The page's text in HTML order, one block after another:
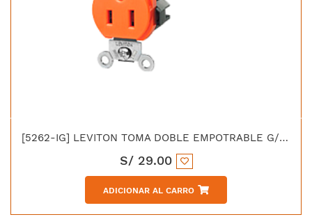
[5262-IG] LEVITON TOMA DOBLE EMPOTRABLE G/INDUSTRIAL TIERRA AISLADA 2X15A L/T 125V ANARANJADO
S/ 29.00
ADICIONAR AL CARRO